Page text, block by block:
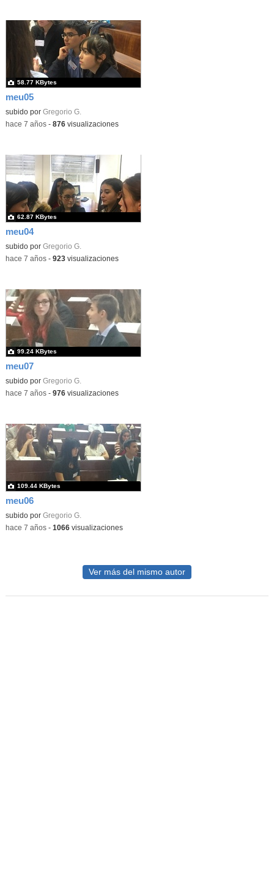
meu05
subido por Gregorio G.
58.77 KBytes
-hace 7 años- 876visualizaciones
meu04
subido por Gregorio G.
62.87 KBytes
-hace 7 años- 923visualizaciones
meu07
subido por Gregorio G.
99.24 KBytes
-hace 7 años- 976visualizaciones
meu06
subido por Gregorio G.
109.44 KBytes
-hace 7 años- 1066visualizaciones
Ver más del mismo autor